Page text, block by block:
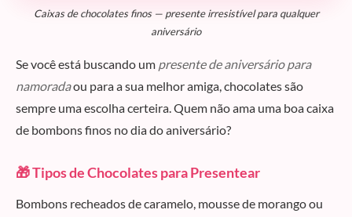
Caixas de chocolates finos — presente irresistível para qualquer
aniversário
Se você está buscando um presente de aniversário para
namoradaou para a sua melhor amiga, chocolates são
sempre uma escolha certeira. Quem não ama uma boa caixa
de bombons finos no dia do aniversário?
🎁 Tipos de Chocolates para Presentear
Bombons recheados de caramelo, mousse de morango ou